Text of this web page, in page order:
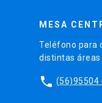
MESA
Teléfono para
distintas áreas
phone (56)95504